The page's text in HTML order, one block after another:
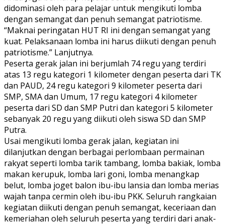
didominasi oleh para pelajar untuk mengikuti lomba
dengan semangat dan penuh semangat patriotisme.
“Maknai peringatan HUT RI ini dengan semangat yang
kuat. Pelaksanaan lomba ini harus diikuti dengan penuh
patriotisme.” Lanjutnya.
Peserta gerak jalan ini berjumlah 74 regu yang terdiri
atas 13 regu kategori 1 kilometer dengan peserta dari TK
dan PAUD, 24 regu kategori 9 kilometer peserta dari
SMP, SMA dan Umum, 17 regu kategori 4 kilometer
peserta dari SD dan SMP Putri dan kategori 5 kilometer
sebanyak 20 regu yang diikuti oleh siswa SD dan SMP
Putra.
Usai mengikuti lomba gerak jalan, kegiatan ini
dilanjutkan dengan berbagai perlombaan permainan
rakyat seperti lomba tarik tambang, lomba bakiak, lomba
makan kerupuk, lomba lari goni, lomba menangkap
belut, lomba joget balon ibu-ibu lansia dan lomba merias
wajah tanpa cermin oleh ibu-ibu PKK. Seluruh rangkaian
kegiatan diikuti dengan penuh semangat, keceriaan dan
kemeriahan oleh seluruh peserta yang terdiri dari anak-